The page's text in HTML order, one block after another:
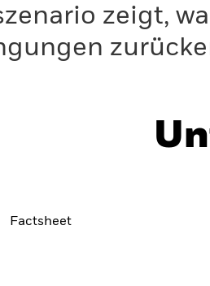
zeigt,
Factsheet